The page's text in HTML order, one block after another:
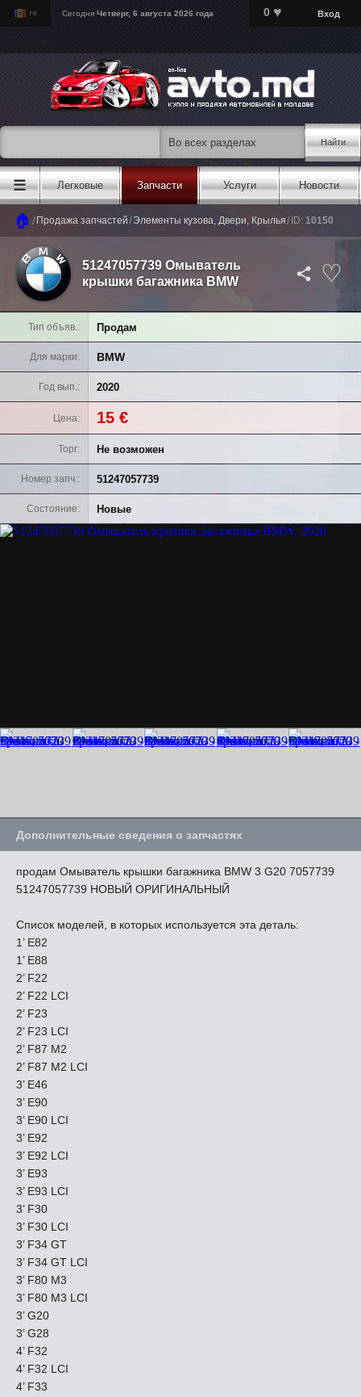
Сегодня Четверг, 6 августа 2026 года 0 ♥ Вход
Найти
☰ Легковые Запчасти Услуги Новости
🏠 / Продажа запчастей/Элементы кузова, Двери, Крылья/ ID: 10150
51247057739 Омыватель
крышки багажника BMW
Тип объяв. Продам
Для марки BMW
Год вып. 2020
Цена 15 €
Торг Не возможен
Номер запч. 51247057739
Состояние Новые
Дополнительные сведения о запчастях
продам Омыватель крышки багажника BMW 3 G20 7057739
51247057739 НОВЫЙ ОРИГИНАЛЬНЫЙ
Список моделей, в которых используется эта деталь:
1’ E82
1’ E88
2’ F22
2’ F22 LCI
2’ F23
2’ F23 LCI
2’ F87 M2
2’ F87 M2 LCI
3’ E46
3’ E90
3’ E90 LCI
3’ E92
3’ E92 LCI
3’ E93
3’ E93 LCI
3’ F30
3’ F30 LCI
3’ F34 GT
3’ F34 GT LCI
3’ F80 M3
3’ F80 M3 LCI
3’ G20
3’ G28
4’ F32
4’ F32 LCI
4’ F33